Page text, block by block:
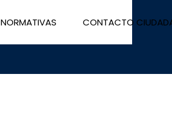
NORMATIVAS CONTACTO